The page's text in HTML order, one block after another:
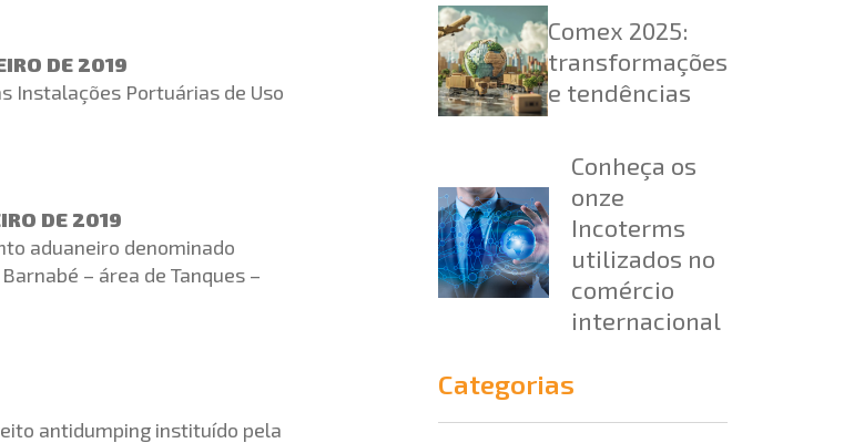
DE 2019
Instalações Portuárias de Uso
DE 2019
aduaneiro denominado
– área de Tanques –
antidumping instituído pela
Comex 2025:
transformações
e tendências
Conheça os
onze
Incoterms
utilizados no
comércio
internacional
Categorias